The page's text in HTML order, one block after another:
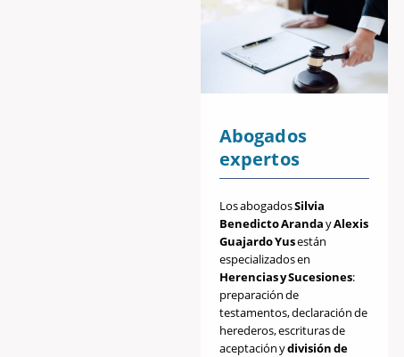
Abogados
expertos
Los abogadosSilvia
Benedicto ArandayAlexis
Guajardo Yusestán
especializados en
Herencias y Sucesiones:
preparación de
testamentos, declaración de
herederos, escrituras de
aceptación ydivisión de